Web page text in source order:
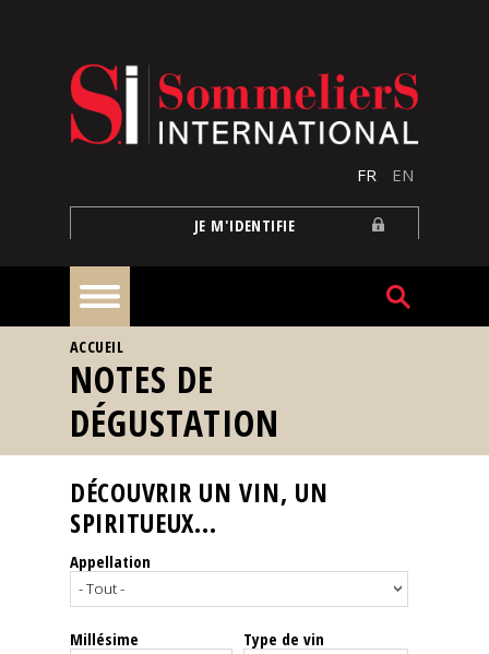
FR EN
JE M'IDENTIFIE
À
la
une
Reportages
Nos
Spiritueux
VOUS ÊTES ICI
ACCUEIL
NOTES DE
DÉGUSTATION
DÉCOUVRIR UN VIN, UN
SPIRITUEUX...
Appellation
Millésime Type de vin